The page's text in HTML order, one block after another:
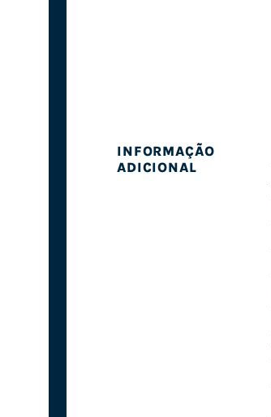
INFORMAÇÃO
ADICIONAL